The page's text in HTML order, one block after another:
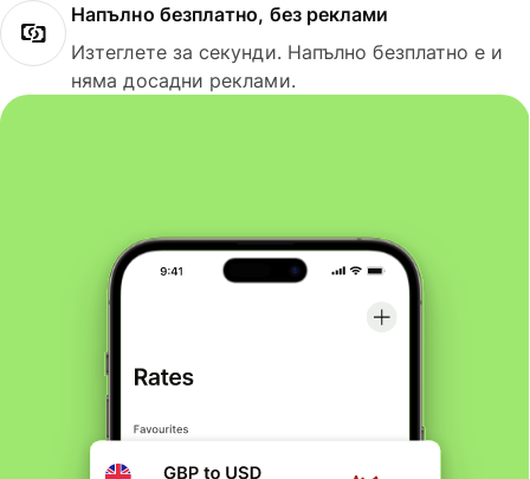
Напълно безплатно, без реклами
Изтеглете за секунди. Напълно безплатно е и
няма досадни реклами.